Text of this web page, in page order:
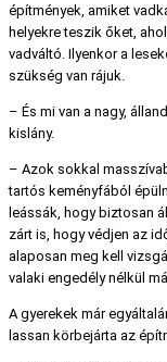
építmények, amiket
helyekre teszik őket,
vadváltó. Ilyenkor a
szükség van rájuk.
– És mi van a nagy,
kislány.
– Azok sokkal
tartós keményfából
leássák, hogy biztosan
zárt is, hogy védjen az
alaposan meg kell
valaki engedély nélkül
A gyerekek már
lassan körbejárta az